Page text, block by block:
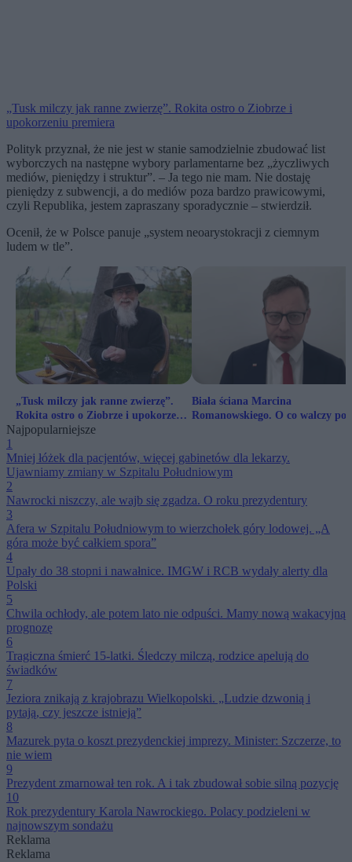
„Tusk milczy jak ranne zwierzę”. Rokita ostro o Ziobrze i
upokorzeniu premiera
Polityk przyznał, że nie jest w stanie samodzielnie zbudować list
wyborczych na następne wybory parlamentarne bez „życzliwych
mediów, pieniędzy i struktur”. – Ja tego nie mam. Nie dostaję
pieniędzy z subwencji, a do mediów poza bardzo prawicowymi,
czyli Republika, jestem zapraszany sporadycznie – stwierdził.
Ocenił, że w Polsce panuje „system neoarystokracji z ciemnym
ludem w tle”.
„Tusk milczy jak ranne zwierzę”.
Rokita ostro o Ziobrze i upokorzeniu
premiera
Biała ściana Marcina
Romanowskiego. O co walczy
Najpopularniejsze
1
Mniej łóżek dla pacjentów, więcej gabinetów dla lekarzy.
Ujawniamy zmiany w Szpitalu Południowym
2
Nawrocki niszczy, ale wajb się zgadza. O roku prezydentury
3
Afera w Szpitalu Południowym to wierzchołek góry lodowej. „A
góra może być całkiem spora”
4
Upały do 38 stopni i nawałnice. IMGW i RCB wydały alerty dla
Polski
5
Chwila ochłody, ale potem lato nie odpuści. Mamy nową wakacyjną
prognozę
6
Tragiczna śmierć 15-latki. Śledczy milczą, rodzice apelują do
świadków
7
Jeziora znikają z krajobrazu Wielkopolski. „Ludzie dzwonią i
pytają, czy jeszcze istnieją”
8
Mazurek pyta o koszt prezydenckiej imprezy. Minister: Szczerze, to
nie wiem
9
Prezydent zmarnował ten rok. A i tak zbudował sobie silną pozycję
10
Rok prezydentury Karola Nawrockiego. Polacy podzieleni w
najnowszym sondażu
Reklama
Reklama